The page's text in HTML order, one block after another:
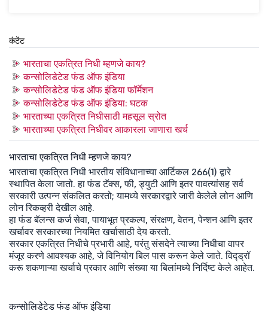
कंटेंट
भारताचा एकत्रित निधी म्हणजे काय?
कन्सोलिडेटेड फंड ऑफ इंडिया
कन्सोलिडेटेड फंड ऑफ इंडिया फॉर्मेशन
कन्सोलिडेटेड फंड ऑफ इंडिया: घटक
भारताच्या एकत्रित निधीसाठी महसूल स्रोत
भारताच्या एकत्रित निधीवर आकारला जाणारा खर्च
भारताचा एकत्रित निधी म्हणजे काय?
भारताचा एकत्रित निधी भारतीय संविधानाच्या आर्टिकल 266(1) द्वारे
स्थापित केला जातो. हा फंड टॅक्स, फी, ड्युटी आणि इतर पावत्यांसह सर्व
सरकारी उत्पन्न संकलित करतो; यामध्ये सरकारद्वारे जारी केलेले लोन आणि
लोन रिकव्हरी देखील आहे.
हा फंड बॅलन्स कर्ज सेवा, पायाभूत प्रकल्प, संरक्षण, वेतन, पेन्शन आणि इतर
खर्चावर सरकारच्या नियमित खर्चासाठी देय करतो.
सरकार एकत्रित निधीचे प्रभारी आहे, परंतु संसदेने त्याच्या निधीचा वापर
मंजूर करणे आवश्यक आहे, जे विनियोग बिल पास करून केले जाते. विद्ड्रॉ
करू शकणाऱ्या खर्चाचे प्रकार आणि संख्या या बिलांमध्ये निर्दिष्ट केले आहेत.
कन्सोलिडेटेड फंड ऑफ इंडिया